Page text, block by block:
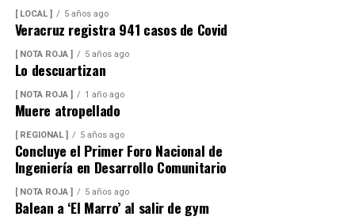
[ LOCAL ] 5 años ago
Veracruz registra 941 casos de Covid
[ NOTA ROJA ] 5 años ago
Lo descuartizan
[ NOTA ROJA ] 1 año ago
Muere atropellado
[ REGIONAL ] 5 años ago
Concluye el Primer Foro Nacional de
Ingeniería en Desarrollo Comunitario
[ NOTA ROJA ] 5 años ago
Balean a ‘El Marro’ al salir de gym